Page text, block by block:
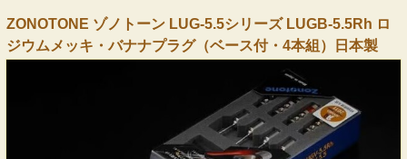
ZONOTONE ゾノトーン LUG-5.5シリーズ LUGB-5.5Rh ロ
ジウムメッキ・バナナプラグ（ベース付・4本組）日本製